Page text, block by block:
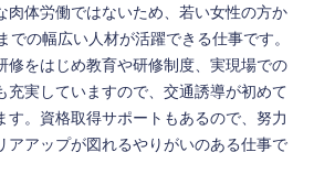
肉体労働ではないため、若い女性の方か
での幅広い人材が活躍できる仕事です。
修をはじめ教育や研修制度、実現場での
充実していますので、交通誘導が初めて
す。資格取得サポートもあるので、努力
アアップが図れるやりがいのある仕事で